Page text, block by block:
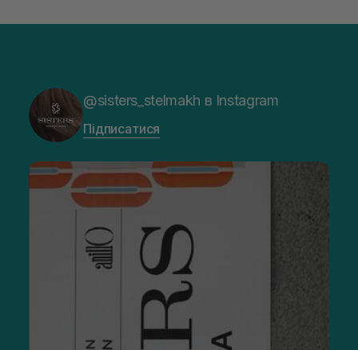
@sisters_stelmakh в Instagram
Підписатися